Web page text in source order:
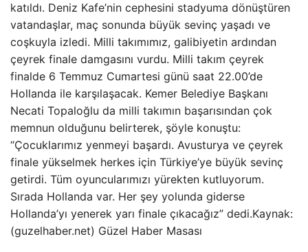
katıldı. Deniz Kafe’nin cephesini stadyuma dönüştüren
vatandaşlar, maç sonunda büyük sevinç yaşadı ve
coşkuyla izledi. Milli takımımız, galibiyetin ardından
çeyrek finale damgasını vurdu. Milli takım çeyrek
finalde 6 Temmuz Cumartesi günü saat 22.00’de
Hollanda ile karşılaşacak. Kemer Belediye Başkanı
Necati Topaloğlu da milli takımın başarısından çok
memnun olduğunu belirterek, şöyle konuştu:
“Çocuklarımız yenmeyi başardı. Avusturya ve çeyrek
finale yükselmek herkes için Türkiye’ye büyük sevinç
getirdi. Tüm oyuncularımızı yürekten kutluyorum.
Sırada Hollanda var. Her şey yolunda giderse
Hollanda’yı yenerek yarı finale çıkacağız” dedi.Kaynak:
(guzelhaber.net) Güzel Haber Masası